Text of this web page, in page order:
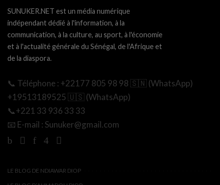
SUNUKER.NET est un média numérique
indépendant dédié à l'information, à la
communication, à la culture, au sport, à l'économie
et à l'actualité générale du Sénégal, de l'Afrique et
de la diaspora.
📞 Téléphone : +22177 805 98 98 🇸🇳 (WhatsApp)
+19513189525 🇺🇸 (WhatsApp)
📞+221 33 936 33 33
📧 E-mail : Sunuker@gmail.com
LE BLOG DE NDIAWAR DIOP